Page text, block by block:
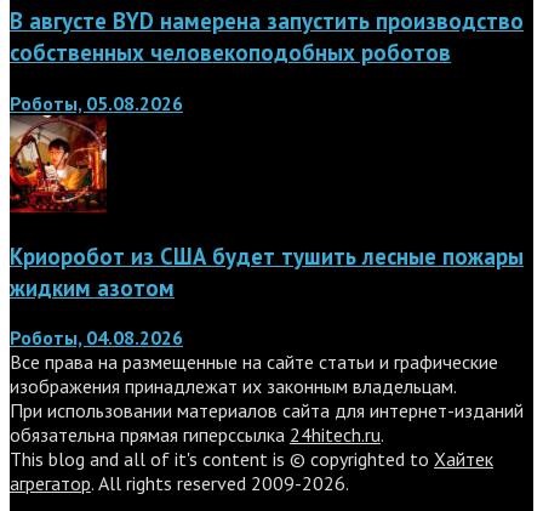
В августе BYD намерена запустить производство
собственных человекоподобных роботов
Роботы, 05.08.2026
Криоробот из США будет тушить лесные пожары
жидким азотом
Роботы, 04.08.2026
Все права на размещенные на сайте статьи и графические
изображения принадлежат их законным владельцам.
При использовании материалов сайта для интернет-изданий
обязательна прямая гиперссылка 24hitech.ru.
This blog and all of it's content is © copyrighted to Хайтек
агрегатор. All rights reserved 2009-2026.